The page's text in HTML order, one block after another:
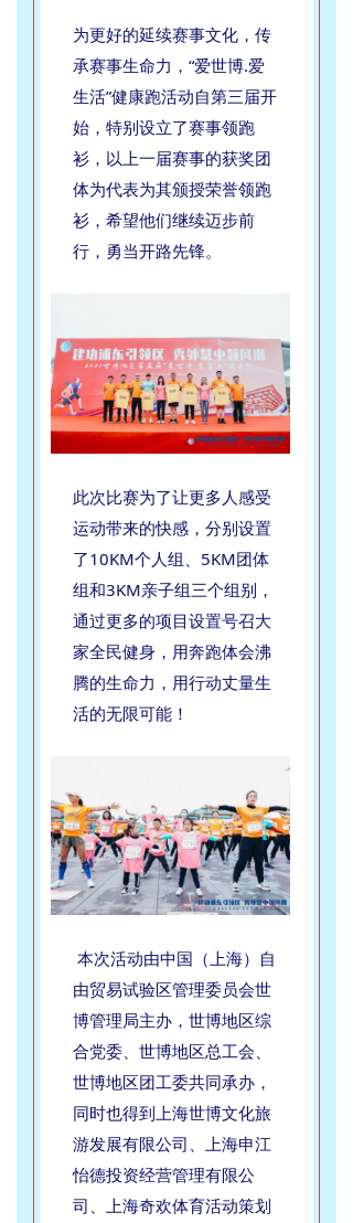
为更好的延续赛事文化，传
承赛事生命力，“爱世博.爱
生活”健康跑活动自第三届开
始，特别设立了赛事领跑
衫，以上一届赛事的获奖团
体为代表为其颁授荣誉领跑
衫，希望他们继续迈步前
行，勇当开路先锋。
此次比赛为了让更多人感受
运动带来的快感，分别设置
了10KM个人组、5KM团体
组和3KM亲子组三个组别，
通过更多的项目设置号召大
家全民健身，用奔跑体会沸
腾的生命力，用行动丈量生
活的无限可能！
本次活动由中国（上海）自
由贸易试验区管理委员会世
博管理局主办，世博地区综
合党委、世博地区总工会、
世博地区团工委共同承办，
同时也得到上海世博文化旅
游发展有限公司、上海申江
怡德投资经营管理有限公
司、上海奇欢体育活动策划